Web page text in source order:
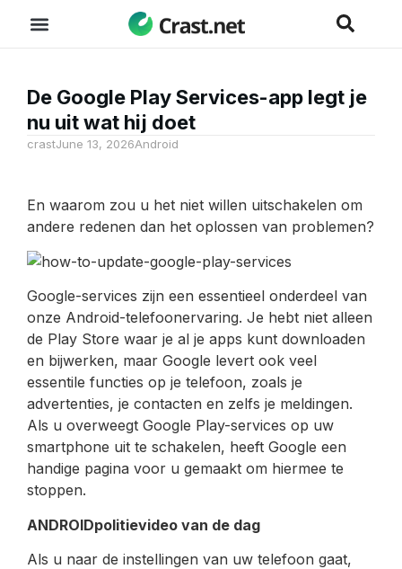
De Google Play Services-app legt je
nu uit wat hij doet
crastJune 13, 2026Android
En waarom zou u het niet willen uitschakelen om
andere redenen dan het oplossen van problemen?
Google-services zijn een essentieel onderdeel van
onze Android-telefoonervaring. Je hebt niet alleen
de Play Store waar je al je apps kunt downloaden
en bijwerken, maar Google levert ook veel
essentile functies op je telefoon, zoals je
advertenties, je contacten en zelfs je meldingen.
Als u overweegt Google Play-services op uw
smartphone uit te schakelen, heeft Google een
handige pagina voor u gemaakt om hiermee te
stoppen.
ANDROIDpolitievideo van de dag
Als u naar de instellingen van uw telefoon gaat,